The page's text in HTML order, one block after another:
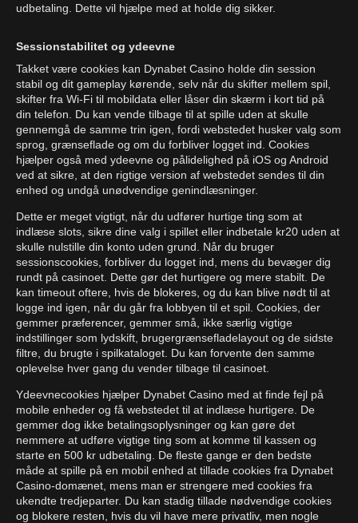
udbetaling. Dette vil hjælpe med at holde dig sikker.
Sessionstabilitet og ydeevne
Takket være cookies kan Dynabet Casino holde din session
stabil og dit gameplay kørende, selv når du skifter mellem spil,
skifter fra Wi-Fi til mobildata eller låser din skærm i kort tid på
din telefon. Du kan vende tilbage til at spille uden at skulle
gennemgå de samme trin igen, fordi webstedet husker valg som
sprog, grænseflade og om du forbliver logget ind. Cookies
hjælper også med ydeevne og pålidelighed på iOS og Android
ved at sikre, at den rigtige version af webstedet sendes til din
enhed og undgå unødvendige genindlæsninger.
Dette er meget vigtigt, når du udfører hurtige ting som at
indlæse slots, sikre dine valg i spillet eller indbetale kr20 uden at
skulle nulstille din konto uden grund. Når du bruger
sessionscookies, forbliver du logget ind, mens du bevæger dig
rundt på casinoet. Dette gør det hurtigere og mere stabilt. De
kan timeout oftere, hvis de blokeres, og du kan blive nødt til at
logge ind igen, når du går fra lobbyen til et spil. Cookies, der
gemmer præferencer, gemmer små, ikke særlig vigtige
indstillinger som lydskift, brugergrænsefladelayout og de sidste
filtre, du brugte i spilkataloget. Du kan forvente den samme
oplevelse hver gang du vender tilbage til casinoet.
Ydeevnecookies hjælper Dynabet Casino med at finde fejl på
mobile enheder og få webstedet til at indlæse hurtigere. De
gemmer dog ikke betalingsoplysninger og kan gøre det
nemmere at udføre vigtige ting som at komme til kassen og
starte en 500 kr udbetaling. De fleste gange er den bedste
måde at spille på en mobil enhed at tillade cookies fra Dynabet
Casino-domænet, mens man er strengere med cookies fra
ukendte tredjeparter. Du kan stadig tillade nødvendige cookies
og blokere resten, hvis du vil have mere privatliv, men nogle